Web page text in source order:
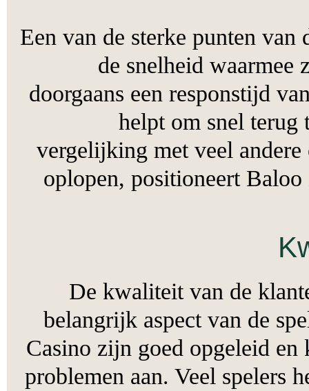
Een van de sterke punten
de snelheid
doorgaans een
helpt om snel
vergelijking met veel
oplopen, positioneert
De kwaliteit van de
belangrijk aspect van
Casino zijn goed opgeleid
problemen aan. Veel